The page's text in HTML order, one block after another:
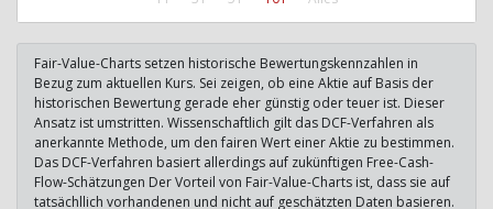
Fair-Value-Charts setzen historische Bewertungskennzahlen in
Bezug zum aktuellen Kurs. Sei zeigen, ob eine Aktie auf Basis der
historischen Bewertung gerade eher günstig oder teuer ist. Dieser
Ansatz ist umstritten. Wissenschaftlich gilt das DCF-Verfahren als
anerkannte Methode, um den fairen Wert einer Aktie zu bestimmen.
Das DCF-Verfahren basiert allerdings auf zukünftigen Free-Cash-
Flow-Schätzungen Der Vorteil von Fair-Value-Charts ist, dass sie auf
tatsächllich vorhandenen und nicht auf geschätzten Daten basieren.